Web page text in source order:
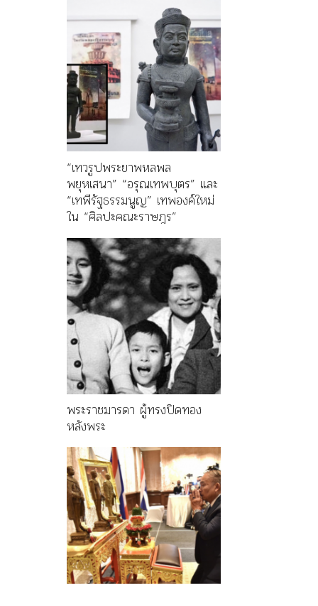
“เทวรูปพระยาพหลพล
พยุหเสนา” “อรุณเทพบุตร” และ
“เทพีรัฐธรรมนูญ” เทพองค์ใหม่
ใน “ศิลปะคณะราษฎร”
พระราชมารดา ผู้ทรงปิดทอง
หลังพระ